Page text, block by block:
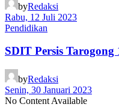
byRedaksi
Rabu, 12 Juli 2023
Pendidikan
SDIT Persis
byRedaksi
Senin, 30 Januari 2023
No Content Available